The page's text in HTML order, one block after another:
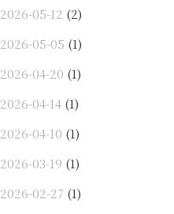
2026-05-12 (2)
2026-05-05 (1)
2026-04-20 (1)
2026-04-14 (1)
2026-04-10 (1)
2026-03-19 (1)
2026-02-27 (1)